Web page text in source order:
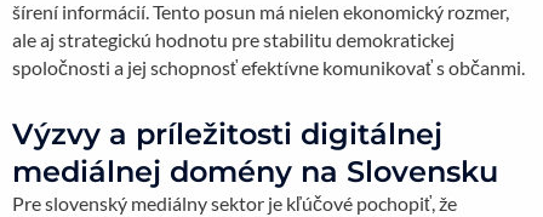
šírení informácií. Tento posun má nielen ekonomický rozmer,
ale aj strategickú hodnotu pre stabilitu demokratickej
spoločnosti a jej schopnosť efektívne komunikovať s občanmi.
Výzvy a príležitosti digitálnej
mediálnej domény na Slovensku
Pre slovenský mediálny sektor je kľúčové pochopiť, že